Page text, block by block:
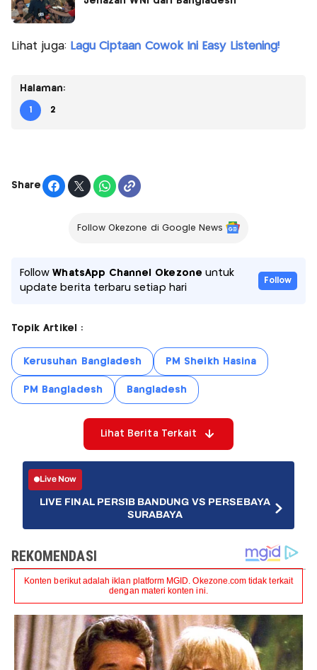
Lihat juga: Lagu Ciptaan Cowok Ini Easy Listening!
Halaman:
1 2
Share
Follow Okezone di Google News
FollowWhatsApp Channel Okezone untuk
update berita terbaru setiap hari
Follow
Topik Artikel :
Kerusuhan Bangladesh PM Sheikh Hasina
PM Bangladesh Bangladesh
Lihat Berita Terkait
Live Now
LIVE FINAL PERSIB BANDUNG VS PERSEBAYA
SURABAYA